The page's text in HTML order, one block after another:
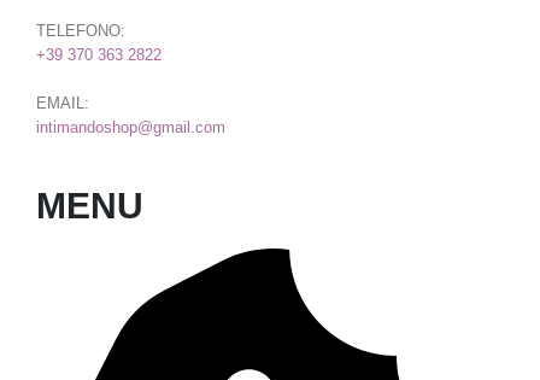
TELEFONO:
+39 370 363 2822
EMAIL:
intimandoshop@gmail.com
MENU